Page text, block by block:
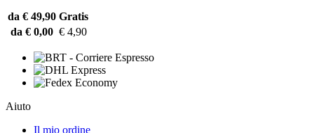
da € 49,90 Gratis
da € 0,00 € 4,90
Aiuto
Il mio ordine